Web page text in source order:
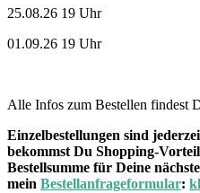
25.08.26 19 Uhr
01.09.26 19 Uhr
Alle Infos zum Bestellen findest
Einzelbestellungen sind
bekommst Du Shopping-
Bestellsumme für Deine
mein Bestellanfrageformular: